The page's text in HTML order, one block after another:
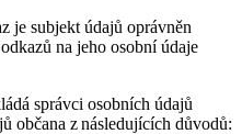
je subjekt údajů oprávněn
na jeho osobní údaje
správci osobních údajů
občana z následujících důvodů: